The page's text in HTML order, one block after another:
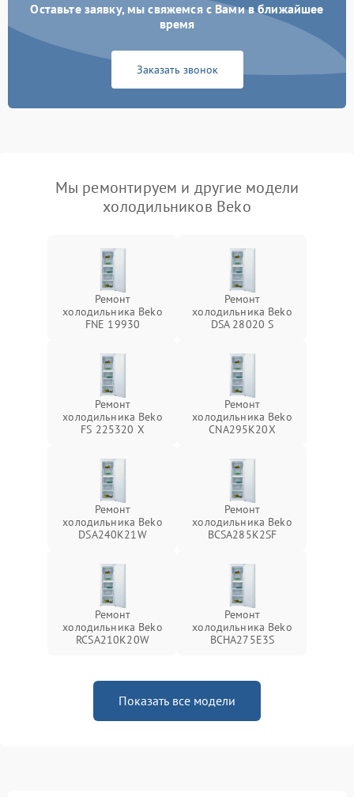
Оставьте заявку, мы свяжемся с Вами в ближайшее
время
Заказать звонок
Мы ремонтируем и другие модели
холодильников Beko
Ремонт
холодильника Beko
FNE 19930
Ремонт
холодильника Beko
DSA 28020 S
Ремонт
холодильника Beko
FS 225320 X
Ремонт
холодильника Beko
CNA295K20X
Ремонт
холодильника Beko
DSA240K21W
Ремонт
холодильника Beko
BCSA285K2SF
Ремонт
холодильника Beko
RCSA210K20W
Ремонт
холодильника Beko
BCHA275E3S
Показать все модели